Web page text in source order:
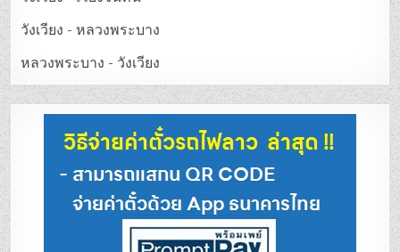
วังเวียง - หลวงพระบาง
หลวงพระบาง - วังเวียง